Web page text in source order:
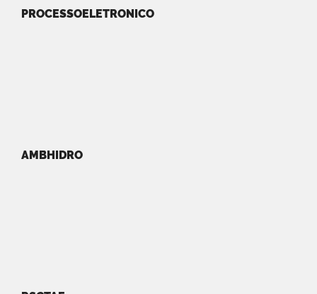
PROCESSOELETRONICO
AMBHIDRO